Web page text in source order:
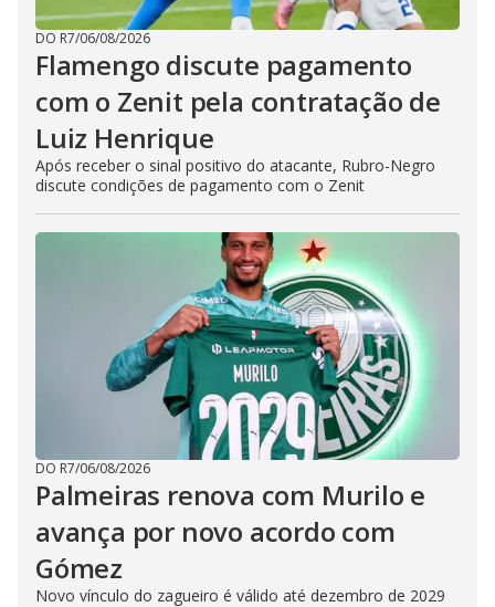
DO R7/06/08/2026
Flamengo discute pagamento
com o Zenit pela contratação de
Luiz Henrique
Após receber o sinal positivo do atacante, Rubro-Negro
discute condições de pagamento com o Zenit
DO R7/06/08/2026
Palmeiras renova com Murilo e
avança por novo acordo com
Gómez
Novo vínculo do zagueiro é válido até dezembro de 2029